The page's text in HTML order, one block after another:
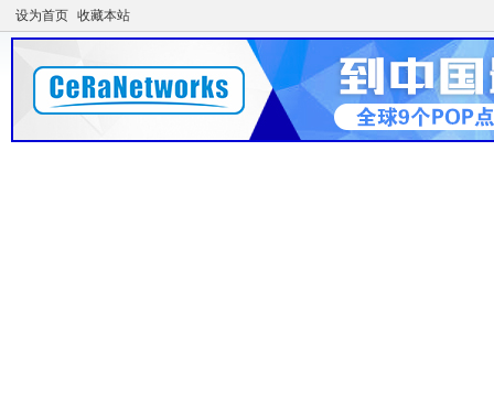
设为首页 收藏本站